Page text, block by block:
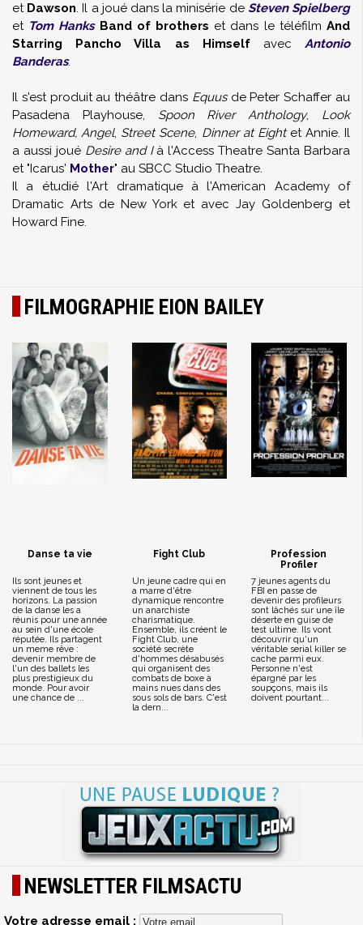
et Dawson. Il a joué dans la minisérie de Steven Spielberg
et Tom Hanks Band of brothers et dans le téléfilmAnd
Starring Pancho Villa as HimselfavecAntonio
Banderas.
Il s'est produit au théâtre dans Equus de Peter Schaffer au
Pasadena Playhouse, Spoon River Anthology, Look
Homeward, Angel, Street Scene, Dinner at Eightet Annie. Il
a aussi joué Desire and Ià l'Access Theatre Santa Barbara
et "Icarus' Mother" au SBCC Studio Theatre.
Il a étudié l'Art dramatique à l'American Academy of
Dramatic Arts de New York et avec Jay Goldenberg et
Howard Fine.
FILMOGRAPHIE EION BAILEY
Danse ta vie
Ils sont jeunes et
viennent de tous les
horizons. La passion
de la danse les a
réunis pour une année
au sein d'une école
réputée. Ils partagent
un meme rêve :
devenir membre de
l'un des ballets les
plus prestigieux du
monde. Pour avoir
une chance de ...
Fight Club
Un jeune cadre qui en
a marre d'être
dynamique rencontre
un anarchiste
charismatique.
Ensemble, ils créent le
Fight Club, une
société secrète
d'hommes désabusés
qui organisent des
combats de boxe à
mains nues dans des
sous sols de bars. C'est
la dern...
Profession
Profiler
7 jeunes agents du
FBI en passe de
devenir des profileurs
sont lâchés sur une île
déserte en guise de
test ultime. Ils vont
découvrir qu'un
véritable serial killer se
cache parmi eux.
Personne n'est
épargné par les
soupçons, mais ils
doivent pourtant...
NEWSLETTER FILMSACTU
Votre adresse email :